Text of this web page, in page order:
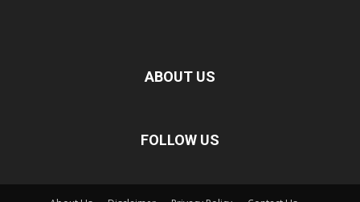
ABOUT US
FOLLOW US